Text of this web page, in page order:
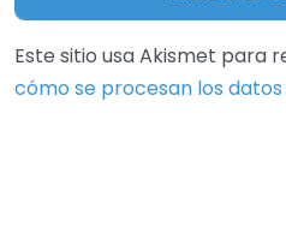
Este sitio usa Akismet para
cómo se procesan los